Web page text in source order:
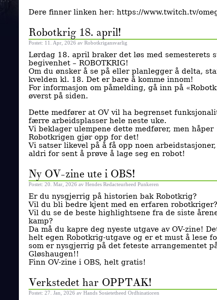
Dere finner linken her: https://www.twitch.tv/
Robotkrig 18. april!
Postet: 11. Apr, 2026 av Robotkrigansvarlig
Lørdag 18. april braker det løs med semesterets
begivenhet – ROBOTKRIG!
Om du ønsker å se på eller planlegger å delta,
kvelden kl. 18. Det er bare å komme innom!
For informasjon om påmelding, gå inn på
øverst på siden.
Dette medfører at OV vil ha begrenset
færre arbeidsplasser hele neste uke.
Vi beklager ulempene dette medfører, men håper
Robotkrigen gjør opp for det!
Vi satser likevel på å få opp noen
aldri for sent å prøve å lage seg en robot!
Ny OV-zine ute i OBS!
Postet: 20. Mar, 2026 av Hendes Redacteurheed Punkeren
Er du nysgjerrig på historien bak Robotkrig?
Vil du bli bedre kjent med en erfaren robotkriger?
Vil du se de beste highlightsene fra de siste
kamp?
Da må du kapre deg nyeste utgave av OV-zine!
helt egen Robotkrig-utgave og er et must å lese
som er nysgjerrig på det feteste arrangementet
Gløshaugen!!
Finn OV-zine i OBS, helt gratis!
Verkstedet har OPPTAK!
Postet: 27. Jan, 2026 av Hands Sosietetheed Ordhinatioren